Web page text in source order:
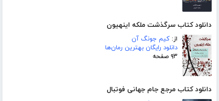
دانلود کتاب سرگذشت ملکه اینهیون
از: کیم جونگ آن
دانلود رایگان بهترین رمان‌ها
۹۳ صفحه
دانلود کتاب مرجع جام جهانی فوتبال